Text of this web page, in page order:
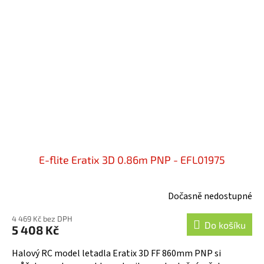
E-flite Eratix 3D 0.86m PNP - EFL01975
produktu
je
5,0
Dočasně nedostupné
4 469 Kč bez DPH
5 408 Kč Do košíku
Halový RC model letadla Eratix 3D FF 860mm PNP si